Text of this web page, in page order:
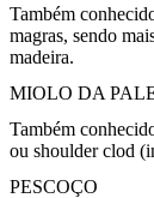
Também
magras, sendo
madeira.
MIOLO DA
Também
ou shoulder clod
PESCOÇO